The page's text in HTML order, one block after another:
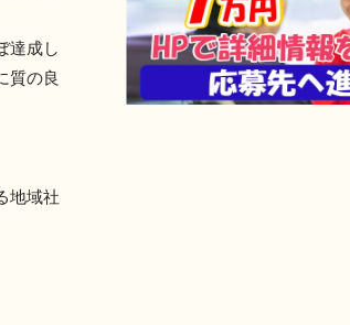
達成し
質の良
地域社